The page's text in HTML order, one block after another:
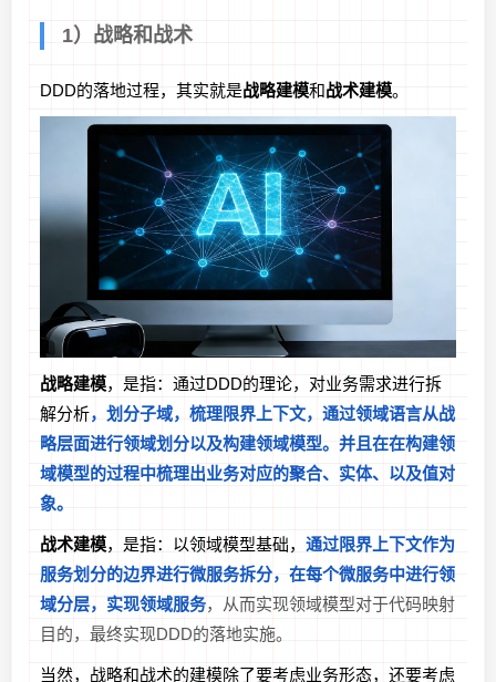
1）战略和战术
DDD的落地过程，其实就是战略建模和战术建模。
战略建模，是指：通过DDD的理论，对业务需求进行拆
解分析，划分子域，梳理限界上下文，通过领域语言从战
略层面进行领域划分以及构建领域模型。并且在在构建领
域模型的过程中梳理出业务对应的聚合、实体、以及值对
象。
战术建模，是指：以领域模型基础， 通过限界上下文作为
服务划分的边界进行微服务拆分，在每个微服务中进行领
域分层，实现领域服务，从而实现领域模型对于代码映射
目的，最终实现DDD的落地实施。
当然，战略和战术的建模除了要考虑业务形态，还要考虑